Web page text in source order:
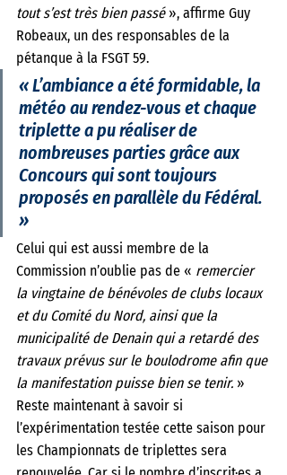
tout s’est très bien passé », affirme Guy
Robeaux, un des responsables de la
pétanque à la FSGT 59.
« L’ambiance a été formidable, la
météo au rendez-vous et chaque
triplette a pu réaliser de
nombreuses parties grâce aux
Concours qui sont toujours
proposés en parallèle du Fédéral.
»
Celui qui est aussi membre de la
Commission n’oublie pas de « remercier
la vingtaine de bénévoles de clubs locaux
et du Comité du Nord, ainsi que la
municipalité de Denain qui a retardé des
travaux prévus sur le boulodrome afin que
la manifestation puisse bien se tenir. »
Reste maintenant à savoir si
l’expérimentation testée cette saison pour
les Championnats de triplettes sera